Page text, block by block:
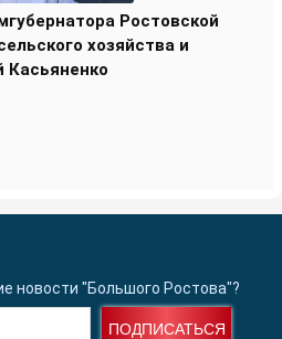
Ростовской
хозяйства и
Касьяненко
новости "Большого Ростова"?
ПОДПИСАТЬСЯ